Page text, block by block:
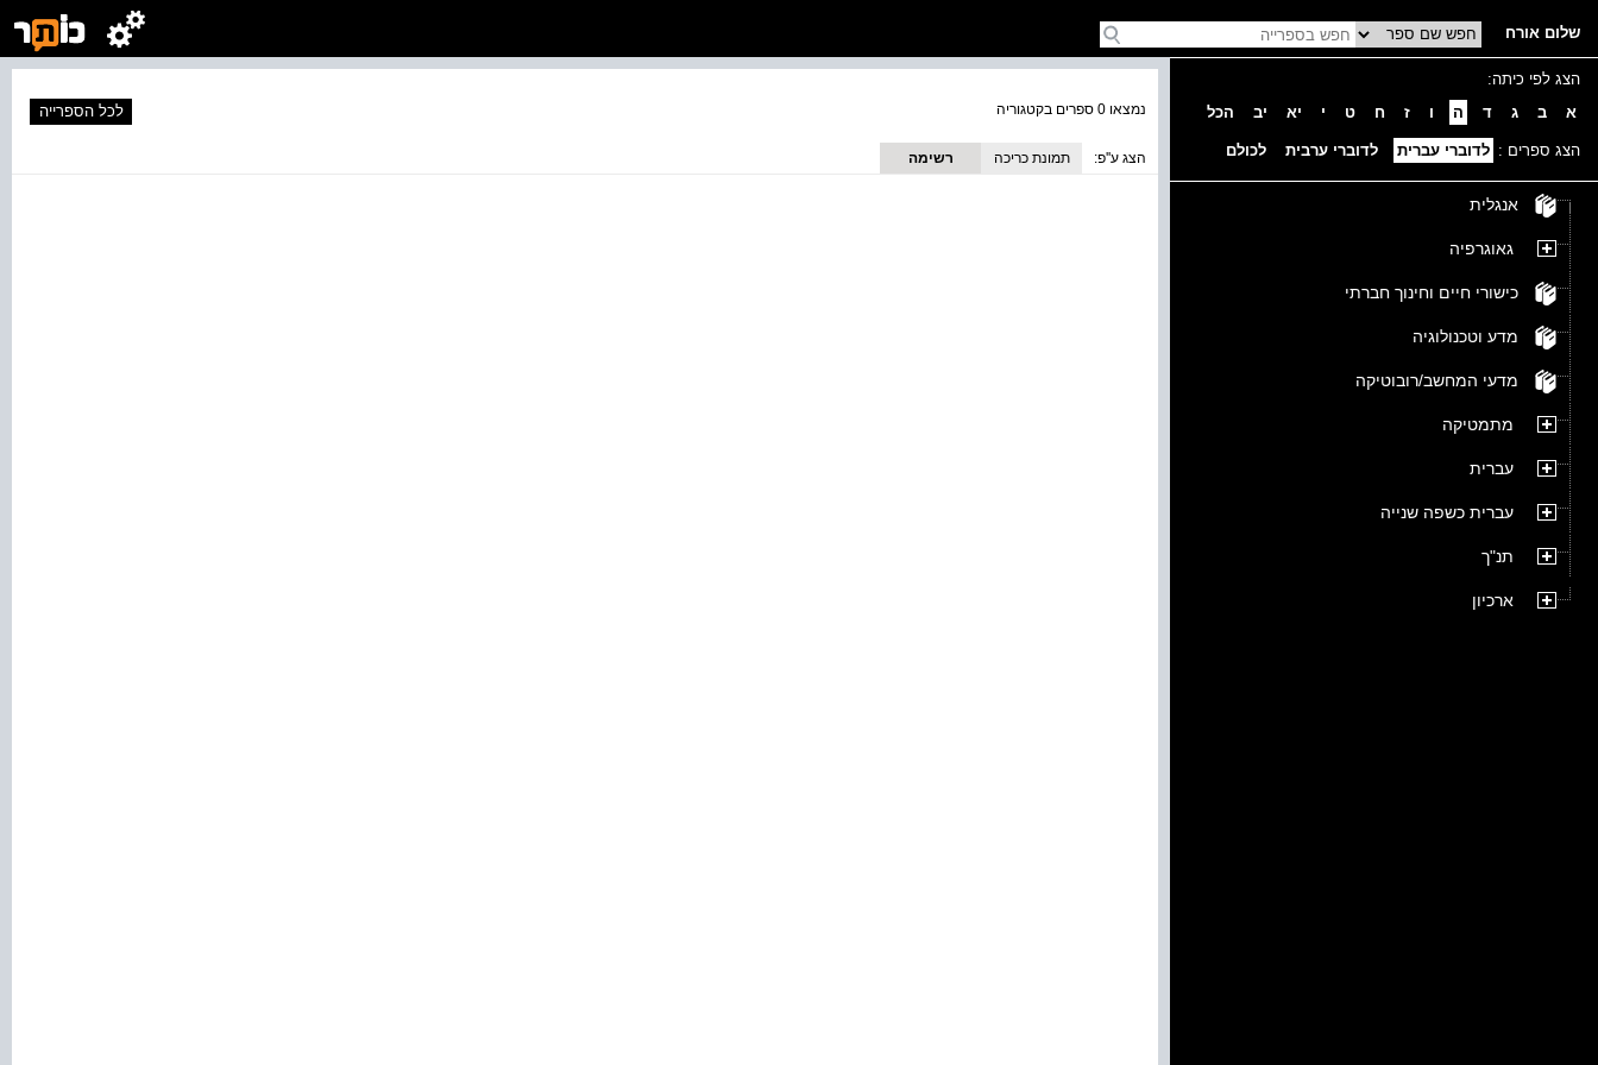
שלום אורח
הצג לפי כיתה:
א
ב ג ד ה ו ז ח ט י יא יב הכל
הצג ספרים : לדוברי עברית לדוברי ערבית לכולם
אנגלית
גאוגרפיה
כישורי חיים וחינוך חברתי
מדע וטכנולוגיה
מדעי המחשב/רובוטיקה
מתמטיקה
עברית
עברית כשפה שנייה
תנ"ך
ארכיון
נמצאו 0 ספרים בקטגוריה לכל הספרייה
הצג ע''פ: תמונת כריכה רשימה